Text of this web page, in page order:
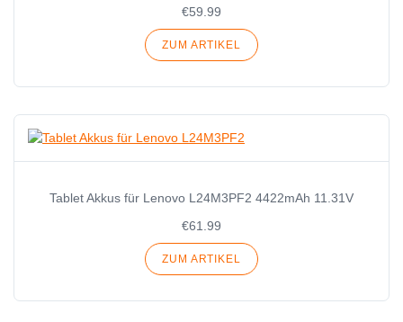
€59.99
ZUM ARTIKEL
Tablet Akkus für Lenovo L24M3PF2 4422mAh 11.31V
€61.99
ZUM ARTIKEL